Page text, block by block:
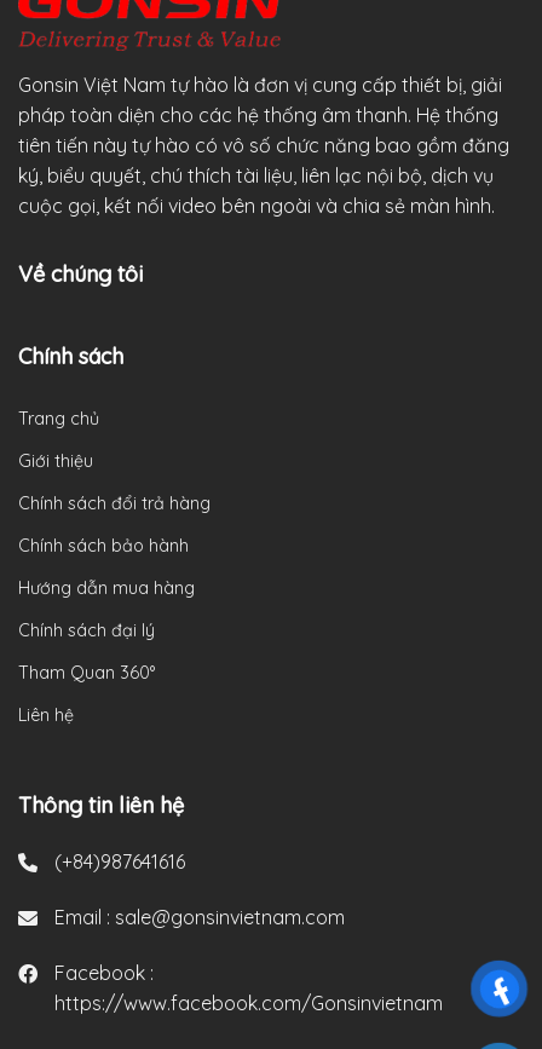
Gonsin Việt Nam tự hào là đơn vị cung cấp thiết bị, giải
pháp toàn diện cho các hệ thống âm thanh. Hệ thống
tiên tiến này tự hào có vô số chức năng bao gồm đăng
ký, biểu quyết, chú thích tài liệu, liên lạc nội bộ, dịch vụ
cuộc gọi, kết nối video bên ngoài và chia sẻ màn hình.
Về chúng tôi
Chính sách
Trang chủ
Giới thiệu
Chính sách đổi trả hàng
Chính sách bảo hành
Hướng dẫn mua hàng
Chính sách đại lý
Tham Quan 360°
Liên hệ
Thông tin liên hệ
(+84)987641616
Email : sale@gonsinvietnam.com
Facebook :
https://www.facebook.com/Gonsinvietnam